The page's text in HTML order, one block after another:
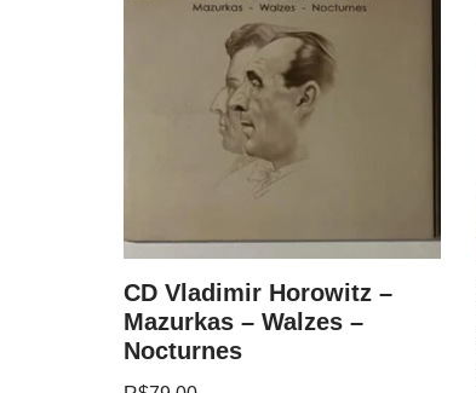
CD Vladimir Horowitz –
Mazurkas – Walzes –
Nocturnes